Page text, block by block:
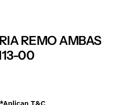
REMO AMBAS
00